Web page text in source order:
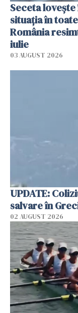
Seceta
situația în
România
iulie
03 AUGUST 2026
UPDATE:
salvare în
02 AUGUST 2026